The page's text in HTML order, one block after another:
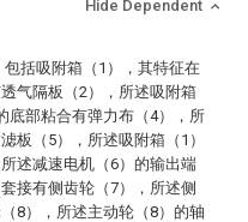
Hide Dependent
括吸附箱（1），其特征在
气隔板（2），所述吸附箱
底部粘合有弹力布（4），所
板（5），所述吸附箱（1）
述减速电机（6）的输出端
接有侧齿轮（7），所述侧
8），所述主动轮（8）的轴